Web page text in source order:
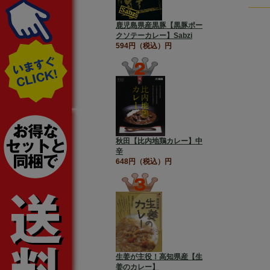
鹿児島県産黒豚【黒豚ポー
クソテーカレー】Sabzi
594円（税込）円
秋田【比内地鶏カレー】中
辛
648円（税込）円
生姜が主役！高知県産【生
姜のカレー】